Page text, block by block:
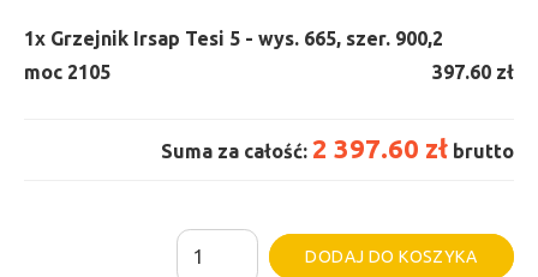
1x Grzejnik Irsap Tesi 5 - wys. 665, szer. 900,
moc 2105
2
397.60 zł
Suma za całość: 2 397.60 zł brutto
ilość
DODAJ DO KOSZYKA